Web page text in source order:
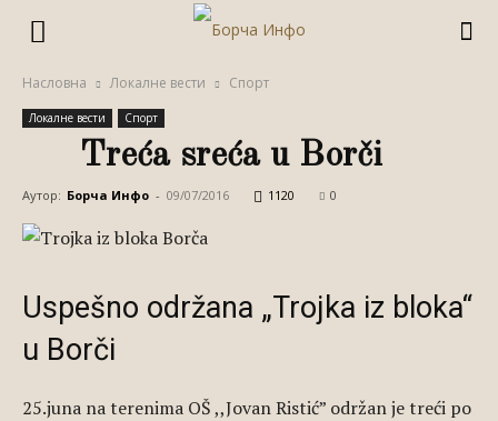
Насловна Локалне вести Спорт
Локалне вести Спорт
Treća sreća u Borči
Аутор: Борча Инфо - 09/07/2016 1120 0
Uspešno održana „Trojka iz bloka“
u Borči
25.juna na terenima OŠ ,,Jovan Ristić” održan je treći po